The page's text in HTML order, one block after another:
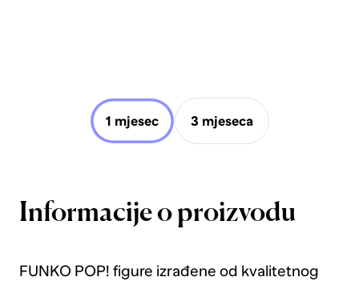
1 mjesec 3 mjeseca
Informacije o proizvodu
FUNKO POP! figure izrađene od kvalitetnog